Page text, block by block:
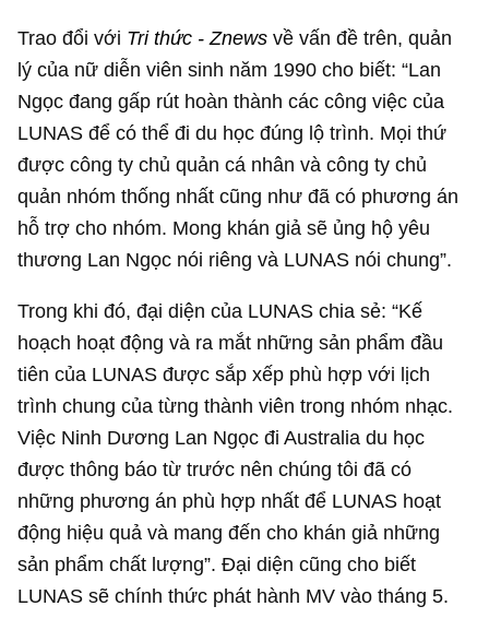
Trao đổi với Tri thức - Znews về vấn đề trên, quản
lý của nữ diễn viên sinh năm 1990 cho biết: “Lan
Ngọc đang gấp rút hoàn thành các công việc của
LUNAS để có thể đi du học đúng lộ trình. Mọi thứ
được công ty chủ quản cá nhân và công ty chủ
quản nhóm thống nhất cũng như đã có phương án
hỗ trợ cho nhóm. Mong khán giả sẽ ủng hộ yêu
thương Lan Ngọc nói riêng và LUNAS nói chung”.
Trong khi đó, đại diện của LUNAS chia sẻ: “Kế
hoạch hoạt động và ra mắt những sản phẩm đầu
tiên của LUNAS được sắp xếp phù hợp với lịch
trình chung của từng thành viên trong nhóm nhạc.
Việc Ninh Dương Lan Ngọc đi Australia du học
được thông báo từ trước nên chúng tôi đã có
những phương án phù hợp nhất để LUNAS hoạt
động hiệu quả và mang đến cho khán giả những
sản phẩm chất lượng”. Đại diện cũng cho biết
LUNAS sẽ chính thức phát hành MV vào tháng 5.